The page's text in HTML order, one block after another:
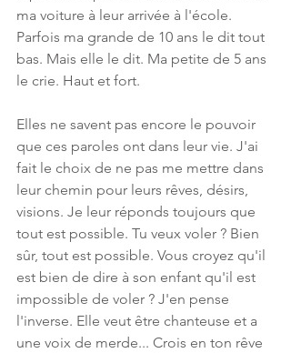
ma voiture à leur arrivée à l'école.
Parfois ma grande de 10 ans le dit tout
bas. Mais elle le dit. Ma petite de 5 ans
le crie. Haut et fort.
Elles ne savent pas encore le pouvoir
que ces paroles ont dans leur vie. J'ai
fait le choix de ne pas me mettre dans
leur chemin pour leurs rêves, désirs,
visions. Je leur réponds toujours que
tout est possible. Tu veux voler ? Bien
sûr, tout est possible. Vous croyez qu'il
est bien de dire à son enfant qu'il est
impossible de voler ? J'en pense
l'inverse. Elle veut être chanteuse et a
une voix de merde... Crois en ton rêve